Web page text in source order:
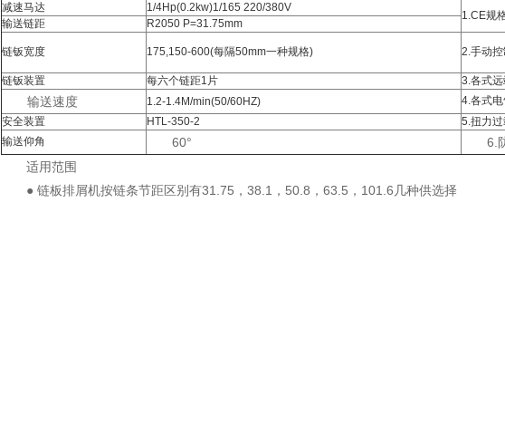
减速马达
1/4Hp(0.2kw)1/165 220/380V
1.CE规
输送链距
R2050 P=31.75mm
链钣宽度 175,150-600(每隔50mm一种规格) 2.手动
链钣装置 每六个链距1片 3.各式
输送速度 1.2-1.4M/min(50/60HZ)
4.各式
安全装置
HTL-350-2
5.扭力
输送仰角
60°
6.
适用范围
● 链板排屑机按链条节距区别有31.75，38.1，50.8，63.5，101.6几种供选择